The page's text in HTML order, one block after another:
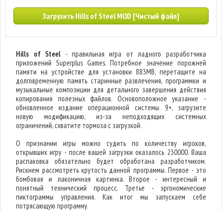
Загрузить Hills of Steel MOD [Чистый файл]
Hills of Steel - правильная игра от ладного разработчика
приложений Superplus Games. Потребное значение порожней
памяти на устройстве для установки 883MB, перетащите на
долговременную память старинные развлечения, программки и
музыкальные композиции для детального завершения действия
копирования полезных файлов. Основоположное указание -
обновленное издание операционной системы. 9+, загрузите
новую модификацию, из-за неподходящих системных
ограничений, схватите тормоза с загрузкой.
О признании игры можно судить по количеству игроков,
открывших игру - после вашей загрузки оказалось 230000. Ваша
распаковка обязательно будет обработана разработчиком.
Рискнем рассмотреть крутость данной программы. Первое - это
бомбовая и лаконичная картинка. Второе - интересный и
понятный технический процесс. Третье - эргономические
пиктограммы управления. Как итог мы запускаем себе
потрясающую программу.